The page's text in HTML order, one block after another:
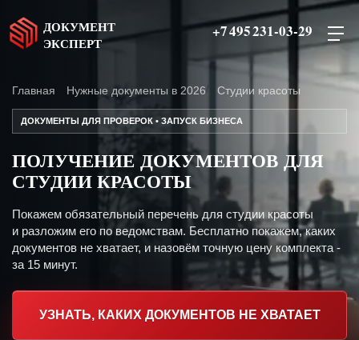
ДОКУМЕНТ
ЭКСПЕРТ
+7 495 231-03-29
Главная Нужные документы в 2026 Студии красоты
ДОКУМЕНТЫ ДЛЯ ПРОВЕРОК • ЗАПУСК БИЗНЕСА
ПОЛУЧЕНИЕ ДОКУМЕНТОВ ДЛЯ
СТУДИИ КРАСОТЫ
Покажем обязательный перечень для студии красоты
и разложим его по ведомствам. Бесплатно покажем, каких
документов не хватает, и назовём точную цену комплекта -
за 15 минут.
УЗНАТЬ, КАКИХ ДОКУМЕНТОВ НЕ ХВАТАЕТ